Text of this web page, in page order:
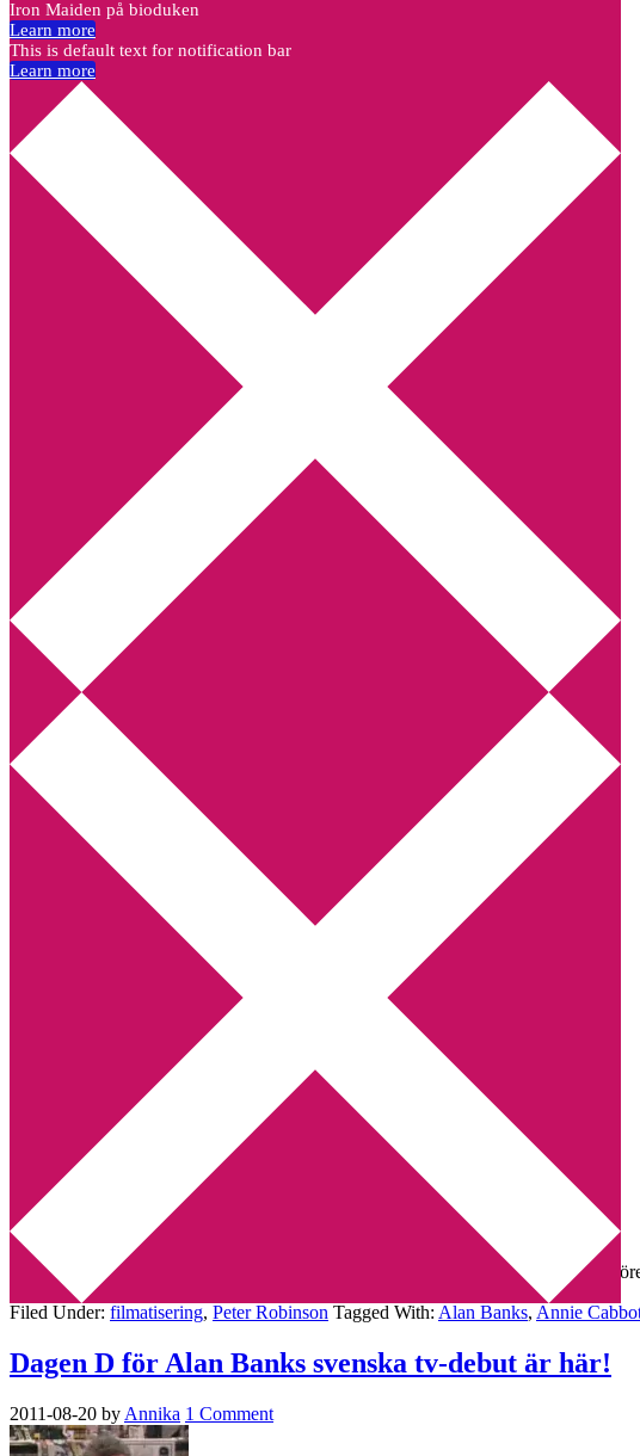
Annikas litteratur- och kulturblogg
Deckare, kriminalromaner, thrillers
Hem
Boktolva
Författarfemman
Kontakt
Webbshop Amazon
Utskriftscentralen
Min tv-blogg
You are here:Home Archives for Annie Cabbot
Alan Banks debut var helt okej
2011-08-20 Annika
I kväll gjorde Alan Banks som sagt svensk tv-debut med ett pilotavsnitt som ska
Filed Under: filmatisering, Peter Robinson Tagged With: Alan Banks, Annie
Dagen D för Alan Banks svenska tv-debut är här!
2011-08-20 by Annika 1 Comment
Iron Maiden på bioduken
Learn more
This is default text for notification bar
Learn more